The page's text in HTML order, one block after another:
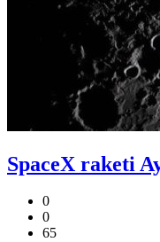
SpaceX raketi
0
0
65